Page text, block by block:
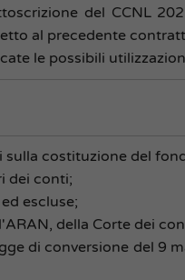
del CCNL
al precedente
le possibili
sulla costituzione del
dei conti;
escluse;
della Corte dei
di conversione del 9